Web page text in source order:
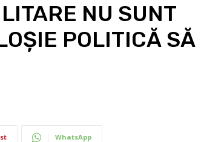
NU SUNT
POLITICĂ SĂ
WhatsApp